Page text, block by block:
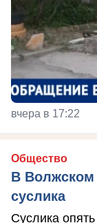
вчера в 17:22
Общество
В Волжском
суслика
Суслика